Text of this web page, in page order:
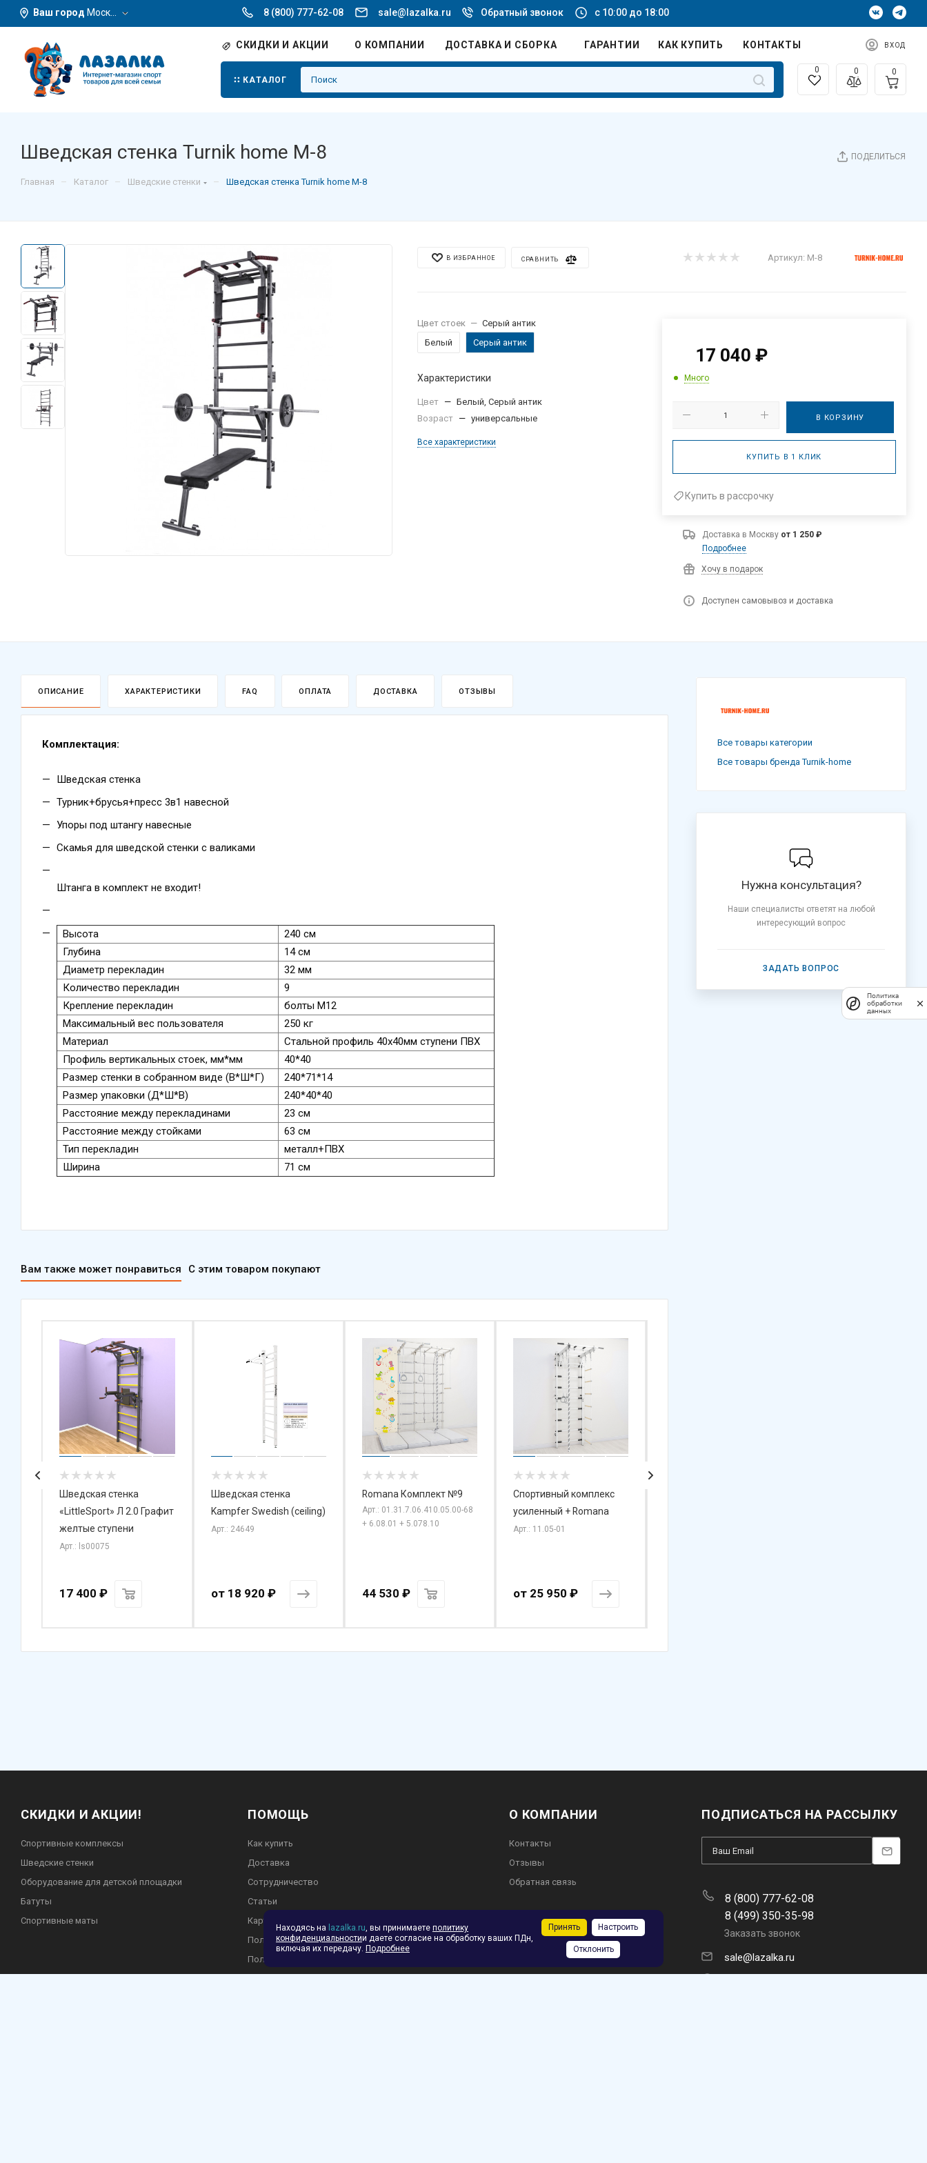
Ваш город Москва 8 (800) 777-62-08 sale@lazalka.ru Обратный звонок с 10:00 до 18:00
СКИДКИ И АКЦИИ О КОМПАНИИ ДОСТАВКА И СБОРКА ГАРАНТИИ КАК КУПИТЬ КОНТАКТЫ ВХОД
КАТАЛОГ
0 0 0
ПОДЕЛИТЬСЯ
Шведская стенка Turnik home М-8
Главная – Каталог – Шведские стенки – Шведская стенка Turnik home М-8
В ИЗБРАННОЕ СРАВНИТЬ Артикул: М-8
Цвет стоек — Серый антик
Белый
Серый антик
Характеристики
Цвет — Белый, Серый антик
Возраст — универсальные
Все характеристики
17 040 ₽
Много
В КОРЗИНУ
КУПИТЬ В 1 КЛИК
Купить в рассрочку
Доставка в Москву от 1 250 ₽
Подробнее
Хочу в подарок
Доступен самовывоз и доставка
ОПИСАНИЕ ХАРАКТЕРИСТИКИ FAQ ОПЛАТА ДОСТАВКА ОТЗЫВЫ
Комплектация:
Шведская стенка
Турник+брусья+пресс 3в1 навесной
Упоры под штангу навесные
Скамья для шведской стенки с валиками
Штанга в комплект не входит!
Высота
240 см
Глубина
14 см
Диаметр перекладин
32 мм
Количество перекладин
9
Крепление перекладин
болты М12
Максимальный вес пользователя
250 кг
Материал
Стальной профиль 40х40мм ступени ПВХ
Профиль вертикальных стоек, мм*мм
40*40
Размер стенки в собранном виде (В*Ш*Г)
240*71*14
Размер упаковки (Д*Ш*В)
240*40*40
Расстояние между перекладинами
23 см
Расстояние между стойками
63 см
Тип перекладин
металл+ПВХ
Ширина
71 см
Вам также может понравиться С этим товаром покупают
Шведская стенка
«LittleSport» Л 2.0 Графит
желтые ступени
Арт.: ls00075
17 400 ₽
Шведская стенка
Kampfer Swedish (сeiling)
Арт.: 24649
от 18 920 ₽
Romana Комплект №9
Арт.: 01.31.7.06.410.05.00-68
+ 6.08.01 + 5.078.10
44 530 ₽
Спортивный комплекс
усиленный + Romana
Арт.: 11.05-01
от 25 950 ₽
Все товары категории
Все товары бренда Turnik-home
Нужна консультация?
Наши специалисты ответят на любой
интересующий вопрос
ЗАДАТЬ ВОПРОС
СКИДКИ И АКЦИИ!
Спортивные комплексы
Шведские стенки
Оборудование для детской площадки
Батуты
Спортивные маты
ПОМОЩЬ
Как купить
Доставка
Сотрудничество
Статьи
Карта сайта
Пользовательское соглашение
Политика конф.
О КОМПАНИИ
Контакты
Отзывы
Обратная связь
ПОДПИСАТЬСЯ НА РАССЫЛКУ
8 (800) 777-62-08
8 (499) 350-35-98
Заказать звонок
sale@lazalka.ru
Находясь на lazalka.ru, вы принимаете политику
конфиденциальностии даете согласие на обработку ваших ПДн,
включая их передачу. Подробнее
Принять Настроить
Отклонить
Политика
обработки
данных